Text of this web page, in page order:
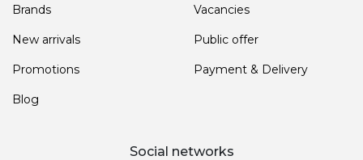
Brands
New arrivals
Promotions
Blog
Vacancies
Public offer
Payment & Delivery
Social networks